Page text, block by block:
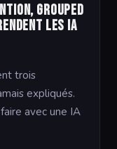
Grouped
les IA
trois
expliqués.
avec une IA